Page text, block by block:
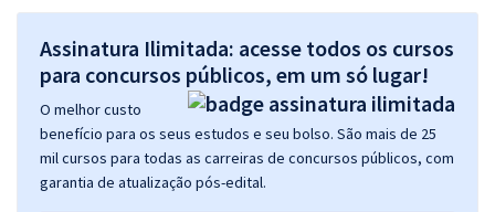
Assinatura Ilimitada: acesse todos os cursos
para concursos públicos, em um só lugar!
O melhor custo
benefício para os seus estudos e seu bolso. São mais de 25
mil cursos para todas as carreiras de concursos públicos, com
garantia de atualização pós-edital.